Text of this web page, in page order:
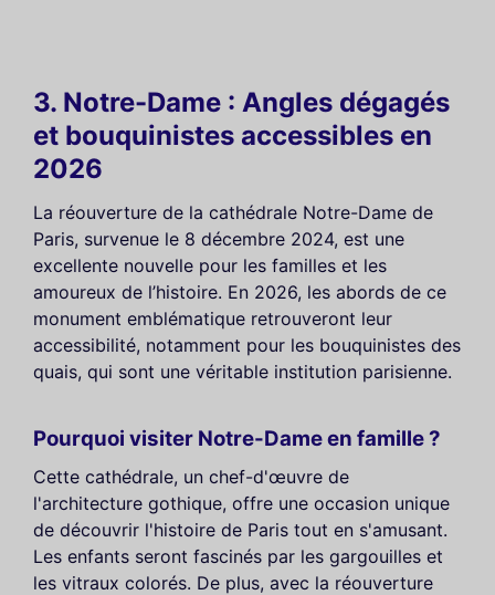
3. Notre-Dame : Angles dégagés
et bouquinistes accessibles en
2026
La réouverture de la cathédrale Notre-Dame de
Paris, survenue le 8 décembre 2024, est une
excellente nouvelle pour les familles et les
amoureux de l’histoire. En 2026, les abords de ce
monument emblématique retrouveront leur
accessibilité, notamment pour les bouquinistes des
quais, qui sont une véritable institution parisienne.
Pourquoi visiter Notre-Dame en famille ?
Cette cathédrale, un chef-d'œuvre de
l'architecture gothique, offre une occasion unique
de découvrir l'histoire de Paris tout en s'amusant.
Les enfants seront fascinés par les gargouilles et
les vitraux colorés. De plus, avec la réouverture